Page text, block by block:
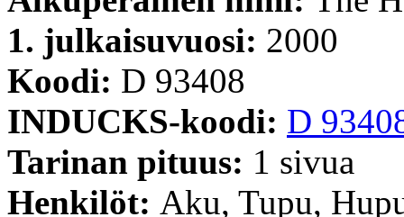
1. julkaisuvuosi: 2000
Koodi: D 93408
INDUCKS-koodi: D
Tarinan pituus: 1 sivua
Henkilöt: Aku, Tupu,